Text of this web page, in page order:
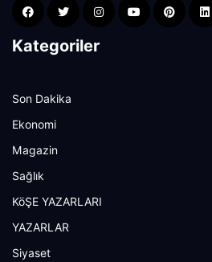
Kategoriler
Son Dakika
Ekonomi
Magazin
Sağlık
KöŞE YAZARLARI
YAZARLAR
Siyaset